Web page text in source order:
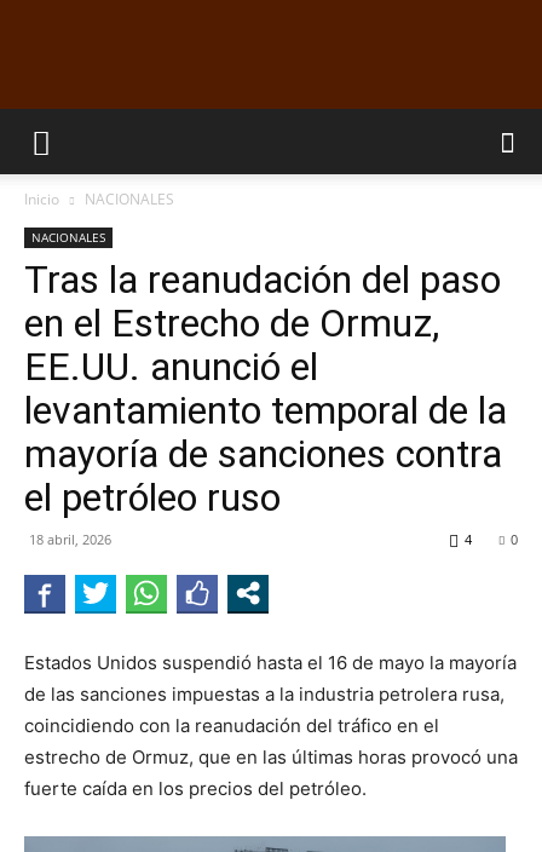
EL
RADIO
Inicio NACIONALES
NACIONALES
Tras la reanudación del paso
en el Estrecho de Ormuz,
EE.UU. anunció el
levantamiento temporal de la
mayoría de sanciones contra
el petróleo ruso
18 abril, 2026 0
4
Estados Unidos suspendió hasta el 16 de mayo la mayoría
de las sanciones impuestas a la industria petrolera rusa,
coincidiendo con la reanudación del tráfico en el
estrecho de Ormuz, que en las últimas horas provocó una
fuerte caída en los precios del petróleo.